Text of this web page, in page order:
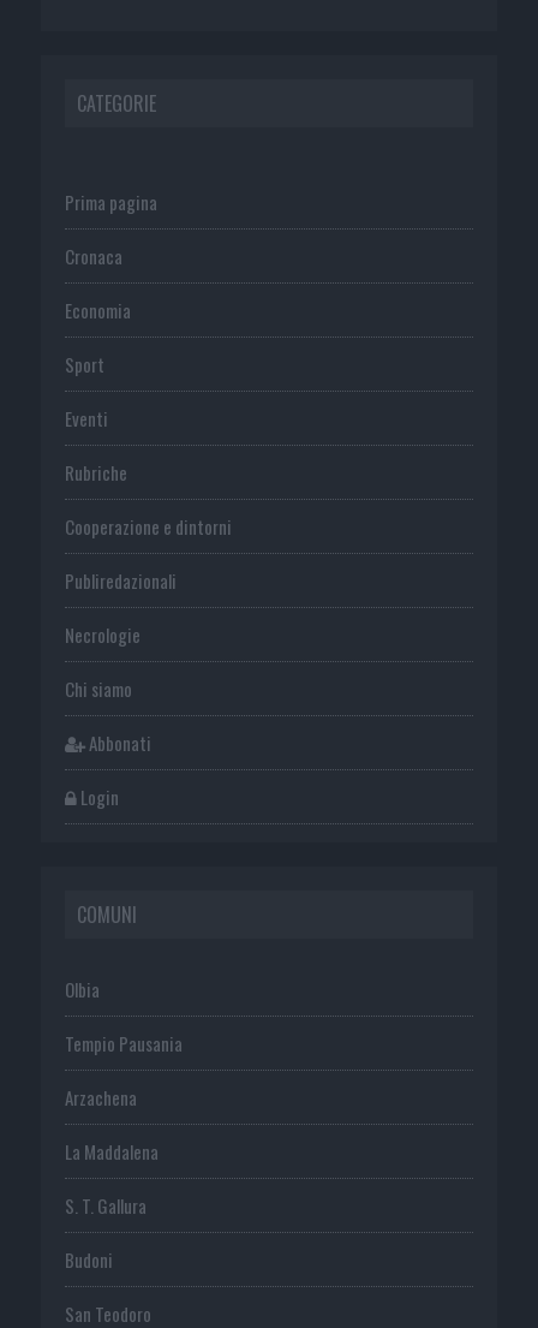
CATEGORIE
Prima pagina
Cronaca
Economia
Sport
Eventi
Rubriche
Cooperazione e dintorni
Publiredazionali
Necrologie
Chi siamo
Abbonati
Login
COMUNI
Olbia
Tempio Pausania
Arzachena
La Maddalena
S. T. Gallura
Budoni
San Teodoro